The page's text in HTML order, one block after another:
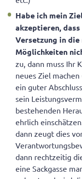
Habe ich mein
akzeptieren,
Versetzung in die
Möglichkeiten
zu, dann muss Ihr
neues Ziel
ein guter
sein
bestehenden
ehrlich
dann zeugt dies
dann rechtzeitig
eine Sackgasse